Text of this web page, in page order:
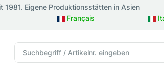
1981. Eigene Produktionsstätten in Asien
Français